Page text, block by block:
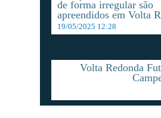
de forma irregular são
apreendidos em Volta
19/05/2025 12:28
Volta Redonda